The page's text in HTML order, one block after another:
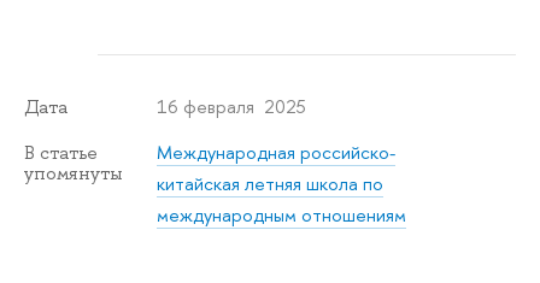
Дата 16 февраля 2025
В статье
упомянуты
Международная российско-
китайская летняя школа по
международным отношениям